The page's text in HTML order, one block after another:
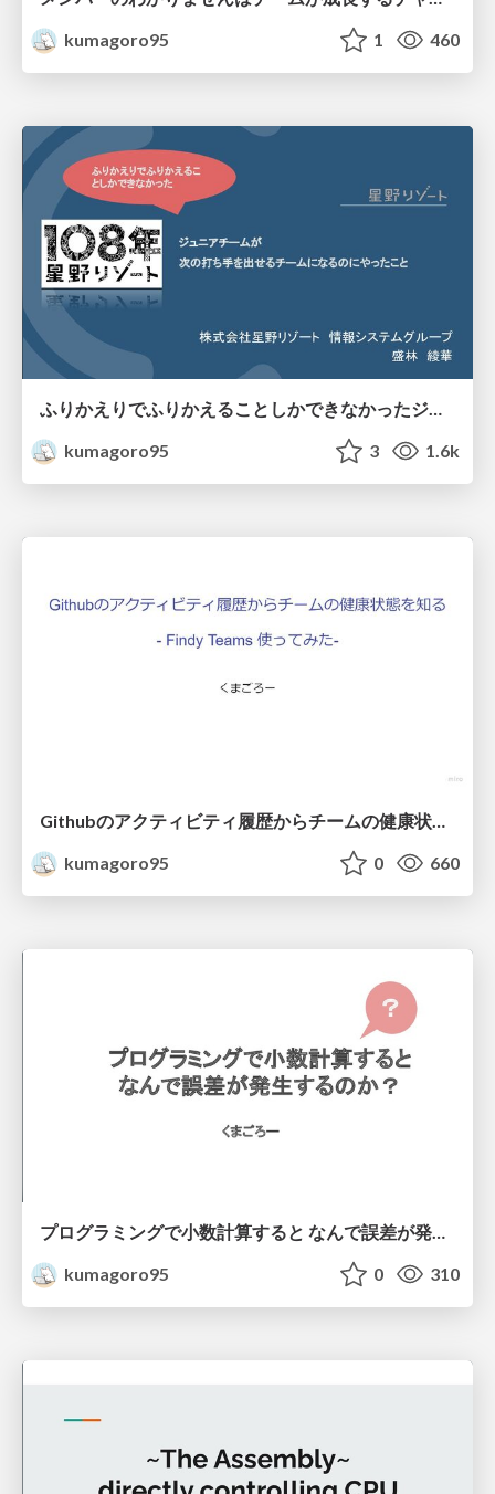
kumagoro95
1 460
ふりかえりでふりかえることしかできなかったジュニアチームが、次の打ち手を出せるチームになるのにやったこと
kumagoro95
3 1.6k
kumagoro95
0 660
プログラミングで小数計算すると なんで誤差が発生するのか？
kumagoro95
0 310